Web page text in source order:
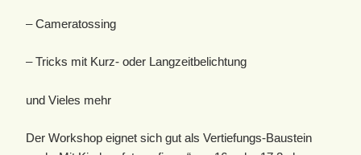
– Cameratossing
– Tricks mit Kurz- oder Langzeitbelichtung
und Vieles mehr
Der Workshop eignet sich gut als Vertiefungs-Baustein